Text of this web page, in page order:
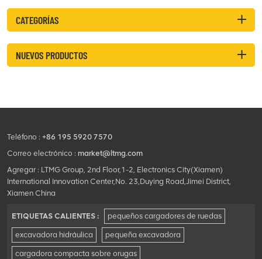
CATEGORÍAS
NUEVOS PRODUCTOS
Teléfono : +86 195 5920 7570
Correo electrónico : market@ltmg.com
Agregar : LTMG Group, 2nd Floor,1-2, Electronics City(Xiamen)
International Innovation Center,No. 23,Duying Road,Jimei District,
Xiamen China
ETIQUETAS CALIENTES : pequeños cargadores de ruedas
excavadora hidráulica pequeña excavadora
cargadora compacta sobre orugas